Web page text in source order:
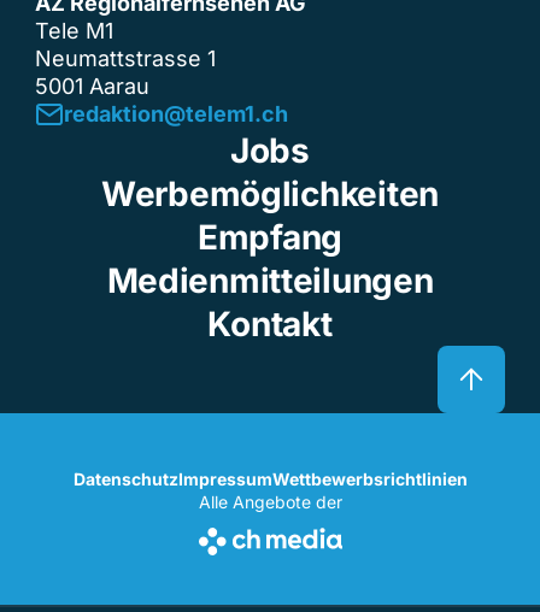
Tele M1
Neumattstrasse 1
5001 Aarau
redaktion@telem1.ch
Jobs
Werbemöglichkeiten
Empfang
Medienmitteilungen
Kontakt
DatenschutzImpressumWettbewerbsrichtlinien
Alle Angebote der